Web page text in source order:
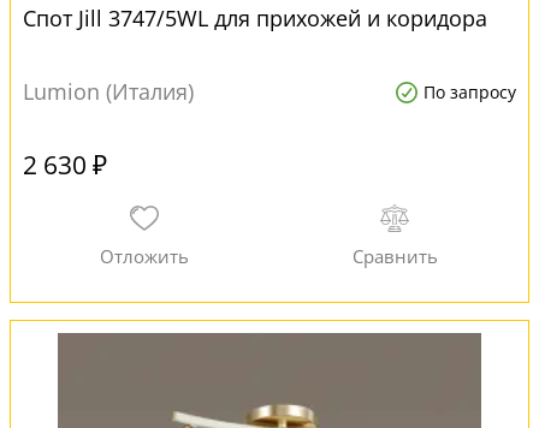
Спот Jill 3747/5WL для прихожей и коридора
Lumion (Италия) По запросу
2 630 ₽